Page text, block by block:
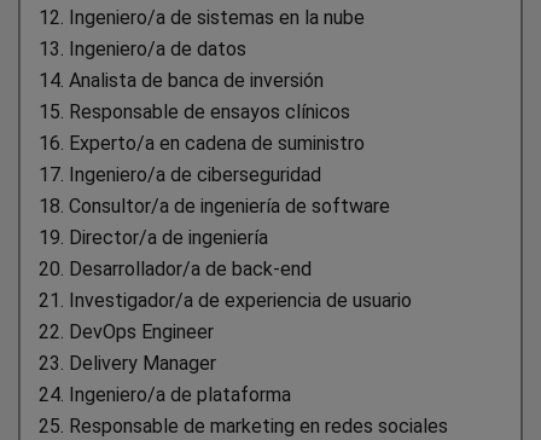
12. Ingeniero/a de sistemas en la nube
13. Ingeniero/a de datos
14. Analista de banca de inversión
15. Responsable de ensayos clínicos
16. Experto/a en cadena de suministro
17. Ingeniero/a de ciberseguridad
18. Consultor/a de ingeniería de software
19. Director/a de ingeniería
20. Desarrollador/a de back-end
21. Investigador/a de experiencia de usuario
22. DevOps Engineer
23. Delivery Manager
24. Ingeniero/a de plataforma
25. Responsable de marketing en redes sociales